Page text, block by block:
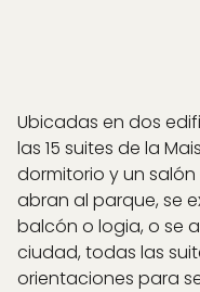
Ubicadas en dos
las 15 suites de la
dormitorio y un
abran al parque, se
balcón o logia, o se
ciudad, todas las
orientaciones para